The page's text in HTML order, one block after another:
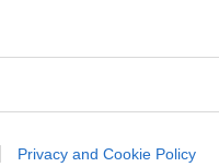
Privacy and Cookie Policy